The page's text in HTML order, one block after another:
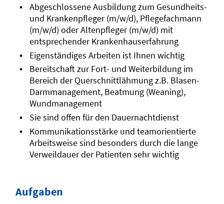
Abgeschlossene Ausbildung zum Gesundheits-
und Krankenpfleger (m/w/d), Pflegefachmann
(m/w/d) oder Altenpfleger (m/w/d) mit
entsprechender Krankenhauserfahrung
Eigenständiges Arbeiten ist Ihnen wichtig
Bereitschaft zur Fort- und Weiterbildung im
Bereich der Querschnittlähmung z.B. Blasen-
Darmmanagement, Beatmung (Weaning),
Wundmanagement
Sie sind offen für den Dauernachtdienst
Kommunikationsstärke und teamorientierte
Arbeitsweise sind besonders durch die lange
Verweildauer der Patienten sehr wichtig
Aufgaben